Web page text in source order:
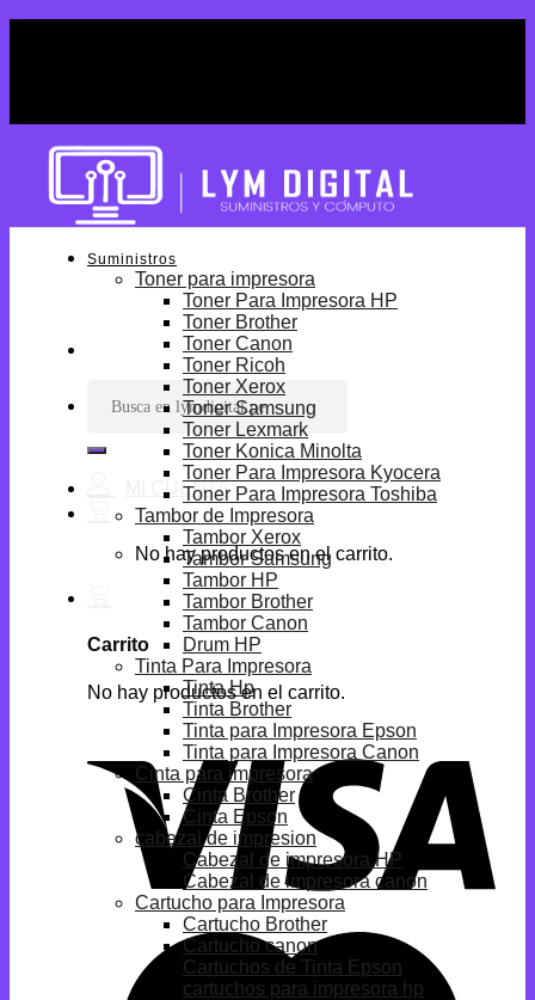
por:
No hay productos en el carrito.
Carrito
No hay productos en el carrito.
Suministros
Toner para impresora
Toner Para Impresora HP
Toner Brother
Toner Canon
Toner Ricoh
Toner Xerox
Toner Samsung
Toner Lexmark
Toner Konica Minolta
Toner Para Impresora Kyocera
Toner Para Impresora Toshiba
Tambor de Impresora
Tambor Xerox
Tambor Samsung
Tambor HP
Tambor Brother
Tambor Canon
Drum HP
Tinta Para Impresora
Tinta Hp
Tinta Brother
Tinta para Impresora Epson
Tinta para Impresora Canon
Cinta para impresora
Cinta Brother
Cinta Epson
cabezal de impresion
Cabezal de impresora HP
Cabezal de impresora canon
Cartucho para Impresora
Cartucho Brother
Cartucho canon
Cartuchos de Tinta Epson
cartuchos para impresora hp